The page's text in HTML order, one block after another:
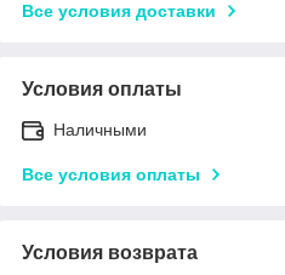
Все условия доставки
Условия оплаты
Наличными
Все условия оплаты
Условия возврата